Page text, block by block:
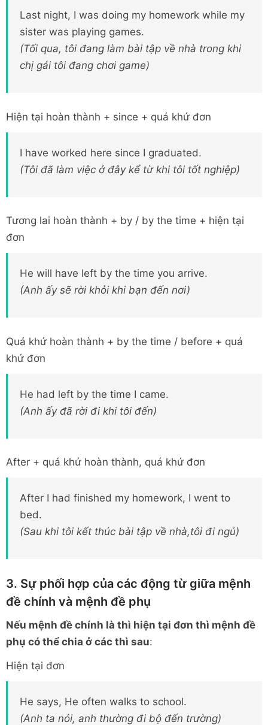
Last night, I was doing my homework while my
sister was playing games.
(Tối qua, tôi đang làm bài tập về nhà trong khi
chị gái tôi đang chơi game)
Hiện tại hoàn thành + since + quá khứ đơn
I have worked here since I graduated.
(Tôi đã làm việc ở đây kể từ khi tôi tốt nghiệp)
Tương lai hoàn thành + by / by the time + hiện tại
đơn
He will have left by the time you arrive.
(Anh ấy sẽ rời khỏi khi bạn đến nơi)
Quá khứ hoàn thành + by the time / before + quá
khứ đơn
He had left by the time I came.
(Anh ấy đã rời đi khi tôi đến)
After + quá khứ hoàn thành, quá khứ đơn
After I had finished my homework, I went to
bed.
(Sau khi tôi kết thúc bài tập về nhà,tôi đi ngủ)
3. Sự phối hợp của các động từ giữa mệnh
đề chính và mệnh đề phụ
Nếu mệnh đề chính là thì hiện tại đơn thì mệnh đề
phụ có thể chia ở các thì sau:
Hiện tại đơn
He says, He often walks to school.
(Anh ta nói, anh thường đi bộ đến trường)